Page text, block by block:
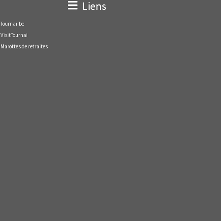
Liens
Tournai.be
VisitTournai
Marottes de retraites